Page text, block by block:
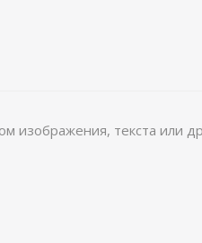
изображения, текста или